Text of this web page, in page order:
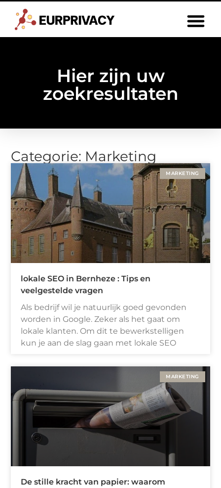
Hier zijn uw
zoekresultaten
Categorie: Marketing
MARKETING
lokale SEO in Bernheze : Tips en
veelgestelde vragen
Als bedrijf wil je natuurlijk goed gevonden
worden in Google. Zeker als het gaat om
lokale klanten. Om dit te bewerkstelligen
kun je aan de slag gaan met lokale SEO
MARKETING
De stille kracht van papier: waarom